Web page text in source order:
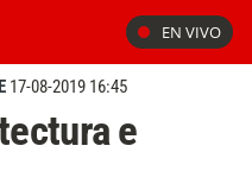
EN VIVO
17-08-2019 16:45
e